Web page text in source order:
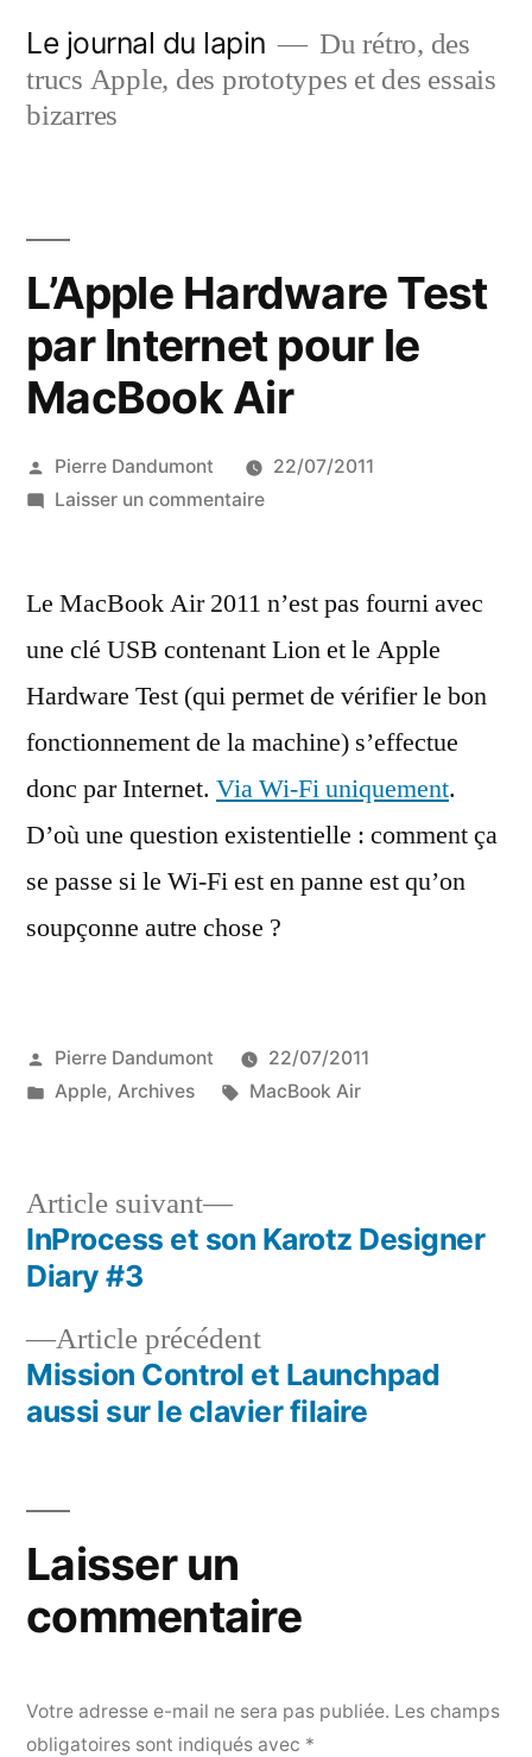
contenu
Le journal du lapin
Du rétro, des
trucs Apple, des prototypes et des essais
bizarres
L’Apple Hardware Test
par Internet pour le
MacBook Air
Publié
par
Pierre Dandumont
22/07/2011
Laisser un commentairesur
Test
Internet
pour
MacBook
Air
Le MacBook Air 2011 n’est pas fourni avec
une clé USB contenant Lion et le Apple
Hardware Test (qui permet de vérifier le bon
fonctionnement de la machine) s’effectue
donc par Internet. Via Wi-Fi uniquement.
D’où une question existentielle : comment ça
se passe si le Wi-Fi est en panne est qu’on
soupçonne autre chose ?
Publié
par
Pierre Dandumont
22/07/2011
Publié
Apple, Archives Étiquettes :
MacBook Air
Navigation
l’article
Article précédentArticle
précédent :
Mission Control et Launchpad
aussi sur le clavier filaire
Article suivant
Article
suivant :
InProcess et son Karotz Designer
Diary #3
Laisser un
commentaire
Votre adresse e-mail ne sera pas publiée. Les champs
obligatoires sont indiqués avec *